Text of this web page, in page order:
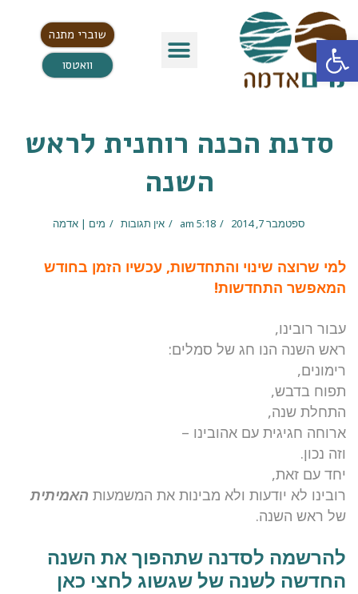
פתח סרגל נגישות
שוברי מתנה
וואטסו
סדנת הכנה רוחנית לראש
השנה
ספטמבר 7, 2014 5:18 am אין תגובות מים | אדמה
למי שרוצה שינוי והתחדשות, עכשיו הזמן בחודש
המאפשר התחדשות!
עבור רובינו,
ראש השנה הנו חג של סמלים:
רימונים,
תפוח בדבש,
התחלת שנה,
ארוחה חגיגית עם אהובינו –
וזה נכון.
יחד עם זאת,
רובינו לא יודעות ולא מבינות את המשמעות האמיתית
של ראש השנה.
להרשמה לסדנה שתהפוך את השנה
החדשה לשנה של שגשוג לחצי כאן